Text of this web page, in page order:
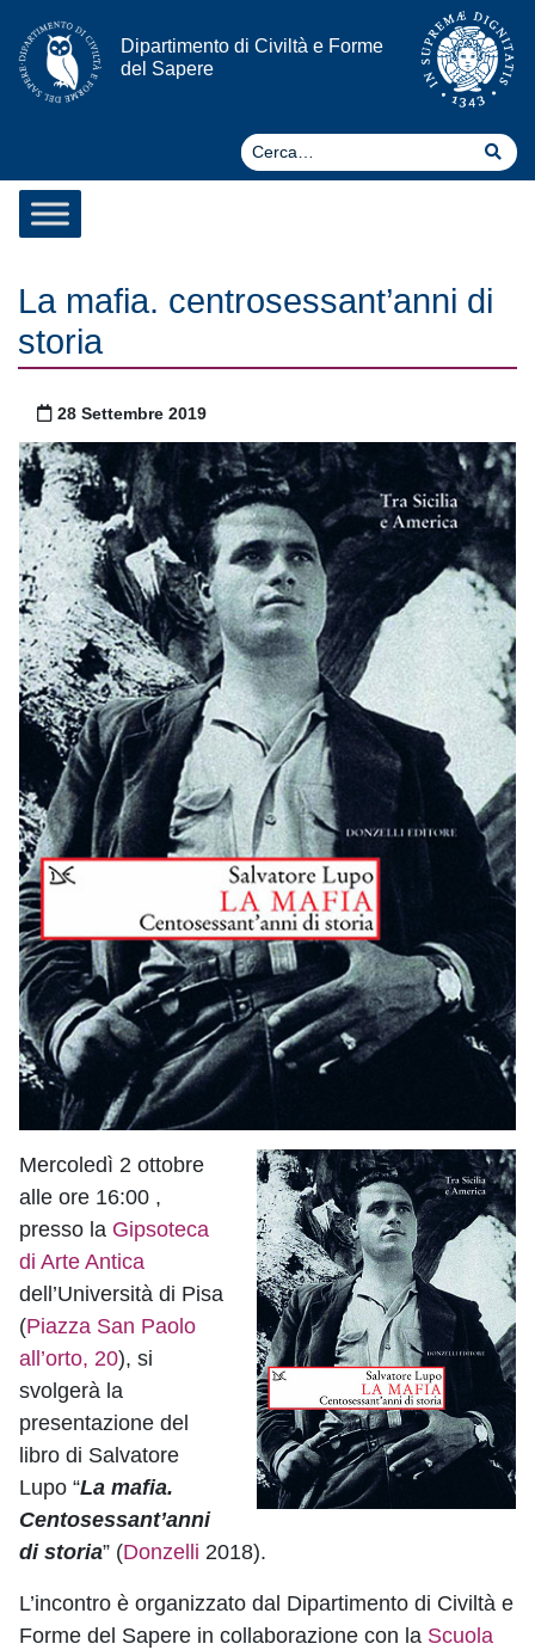
Vai al contenuto
Dipartimento di Civiltà e Forme
del Sapere
La mafia. centrosessant’anni di
storia
Pubblicato il
28 Settembre 2019
Mercoledì 2 ottobre
alle ore 16:00 ,
presso la Gipsoteca
di Arte Antica
dell’Università di Pisa
(Piazza San Paolo
all’orto, 20), si
svolgerà la
presentazione del
libro di Salvatore
Lupo “La mafia.
Centosessant’anni
di storia” (Donzelli 2018).
L’incontro è organizzato dal Dipartimento di Civiltà e
Forme del Sapere in collaborazione con la Scuola